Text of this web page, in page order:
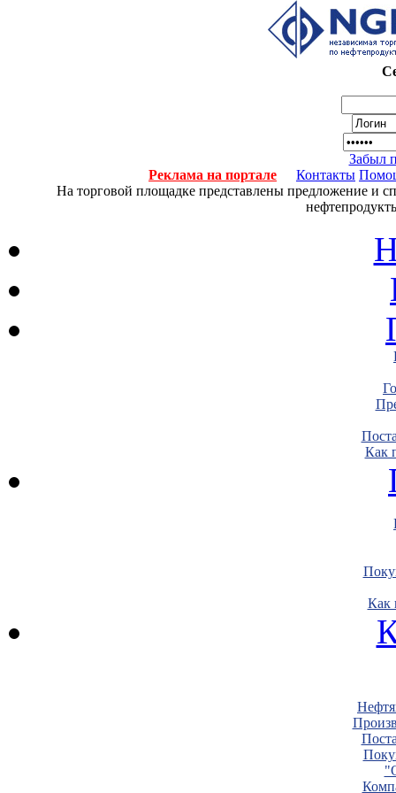
Забыл
Реклама на портале
Контакты
На торговой площадке представлены предложение и
Как
Как